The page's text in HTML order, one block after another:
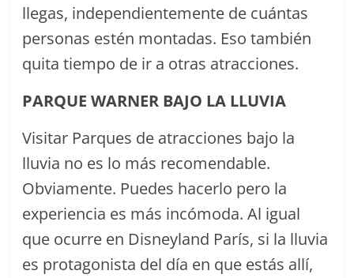
llegas, independientemente de cuántas
personas estén montadas. Eso también
quita tiempo de ir a otras atracciones.
PARQUE WARNER BAJO LA LLUVIA
Visitar Parques de atracciones bajo la
lluvia no es lo más recomendable.
Obviamente. Puedes hacerlo pero la
experiencia es más incómoda. Al igual
que ocurre en Disneyland París, si la lluvia
es protagonista del día en que estás allí,